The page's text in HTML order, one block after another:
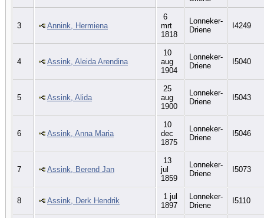
3 Annink, Hermiena
6
mrt
1818
Lonneker-
Driene
I4249
4 Assink, Aleida Arendina
10
aug
1904
Lonneker-
Driene
I5040
5 Assink, Alida
25
aug
1900
Lonneker-
Driene
I5043
6 Assink, Anna Maria
10
dec
1875
Lonneker-
Driene
I5046
7 Assink, Berend Jan
13
jul
1859
Lonneker-
Driene
I5073
8 Assink, Derk Hendrik
1 jul
1897
Lonneker-
Driene
I5110